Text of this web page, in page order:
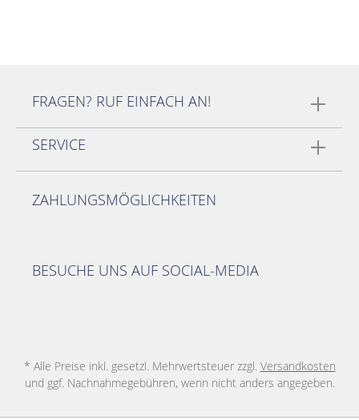
FRAGEN? RUF EINFACH AN!
SERVICE
ZAHLUNGSMÖGLICHKEITEN
BESUCHE UNS AUF SOCIAL-MEDIA
* Alle Preise inkl. gesetzl. Mehrwertsteuer zzgl. Versandkosten
und ggf. Nachnahmegebühren, wenn nicht anders angegeben.